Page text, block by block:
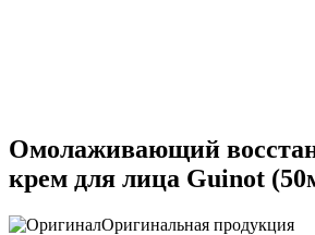
Омолаживающий
крем для лица Guinot
Оригинальная продукция